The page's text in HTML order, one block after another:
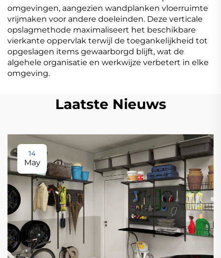
omgevingen, aangezien wandplanken vloerruimte
vrijmaken voor andere doeleinden. Deze verticale
opslagmethode maximaliseert het beschikbare
vierkante oppervlak terwijl de toegankelijkheid tot
opgeslagen items gewaarborgd blijft, wat de
algehele organisatie en werkwijze verbetert in elke
omgeving.
Laatste Nieuws
14
May